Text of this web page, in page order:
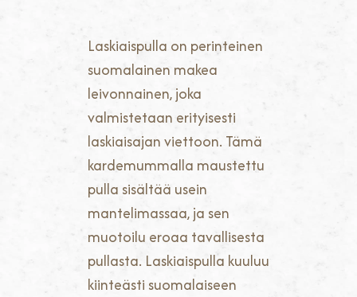
Laskiaispulla on perinteinen
suomalainen makea
leivonnainen, joka
valmistetaan erityisesti
laskiaisajan viettoon. Tämä
kardemummalla maustettu
pulla sisältää usein
mantelimassaa, ja sen
muotoilu eroaa tavallisesta
pullasta. Laskiaispulla kuuluu
kiinteästi suomalaiseen